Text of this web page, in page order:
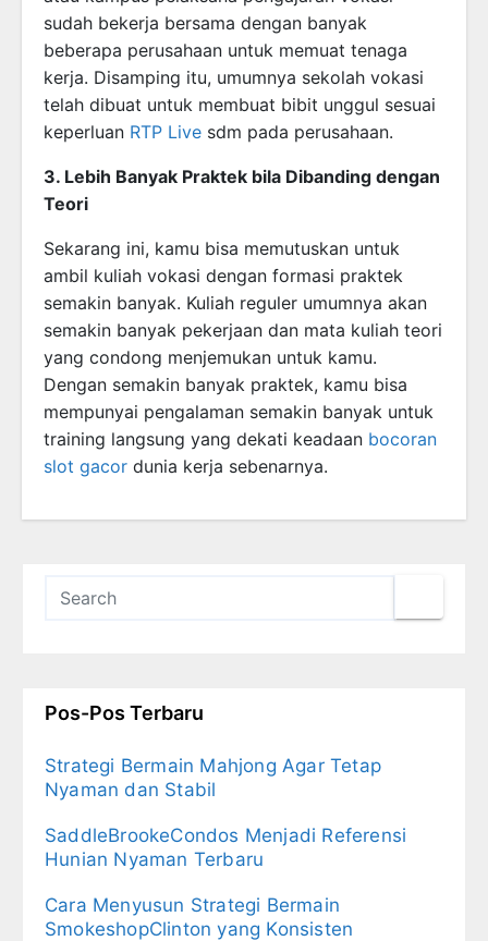
sudah bekerja bersama dengan banyak
beberapa perusahaan untuk memuat tenaga
kerja. Disamping itu, umumnya sekolah vokasi
telah dibuat untuk membuat bibit unggul sesuai
keperluan RTP Live sdm pada perusahaan.
3. Lebih Banyak Praktek bila Dibanding dengan
Teori
Sekarang ini, kamu bisa memutuskan untuk
ambil kuliah vokasi dengan formasi praktek
semakin banyak. Kuliah reguler umumnya akan
semakin banyak pekerjaan dan mata kuliah teori
yang condong menjemukan untuk kamu.
Dengan semakin banyak praktek, kamu bisa
mempunyai pengalaman semakin banyak untuk
training langsung yang dekati keadaan bocoran
slot gacor dunia kerja sebenarnya.
Pos-Pos Terbaru
Strategi Bermain Mahjong Agar Tetap
Nyaman dan Stabil
SaddleBrookeCondos Menjadi Referensi
Hunian Nyaman Terbaru
Cara Menyusun Strategi Bermain
SmokeshopClinton yang Konsisten